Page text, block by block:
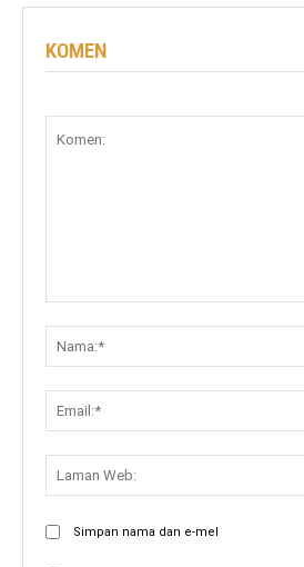
KOMEN
Simpan nama dan e-mel